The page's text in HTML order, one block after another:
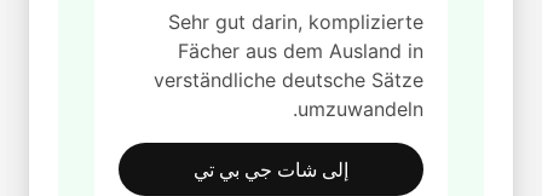
Sehr gut darin, komplizierte
Fächer aus dem Ausland in
verständliche deutsche Sätze
umzuwandeln.
إلى شات جي بي تي